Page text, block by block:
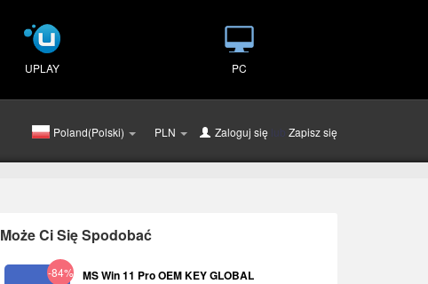
UPLAY PC
Poland(Polski) PLN Zaloguj się lub Zapisz się
Może Ci Się Spodobać
-84% MS Win 11 Pro OEM KEY GLOBAL